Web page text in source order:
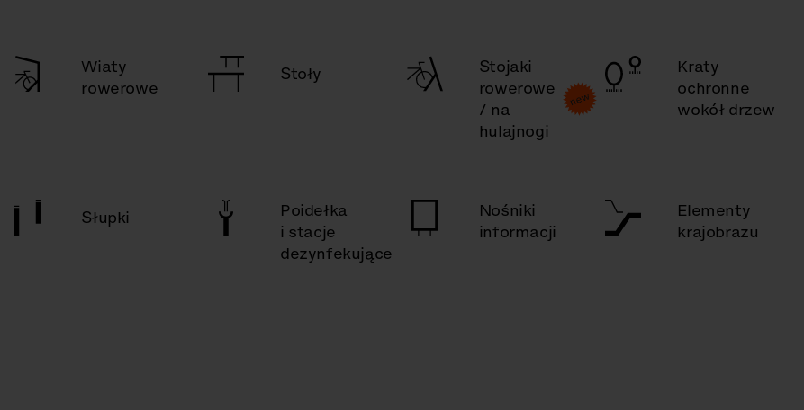
Wiaty
rowerowe
Stoły
Stojaki
rowerowe
/ na
hulajnogi
Kraty
ochronne
wokół drzew
Słupki
Poidełka
i stacje
dezynfekujące
Nośniki
informacji
Elementy
krajobrazu